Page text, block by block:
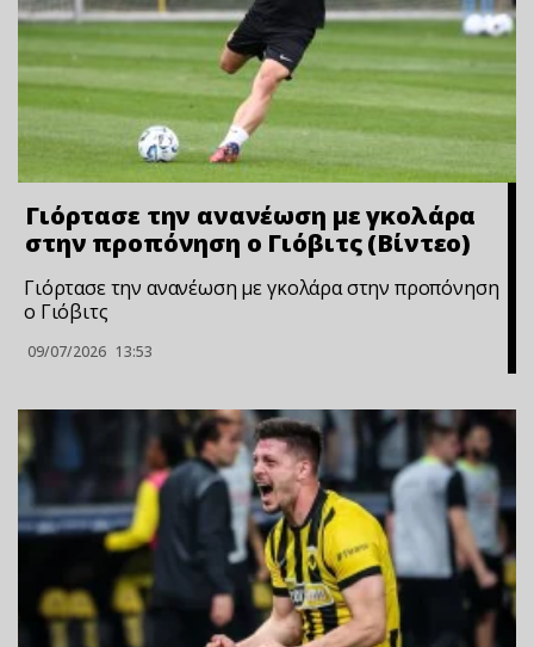
Γιόρτασε την ανανέωση με γκολάρα
στην προπόνηση ο Γιόβιτς (Βίντεo)
Γιόρτασε την ανανέωση με γκολάρα στην προπόνηση
ο Γιόβιτς
09/07/2026 13:53